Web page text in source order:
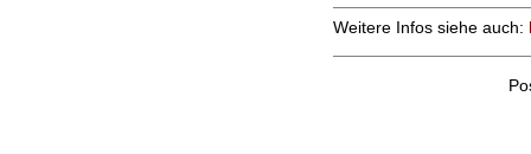
Weitere Infos siehe auch: